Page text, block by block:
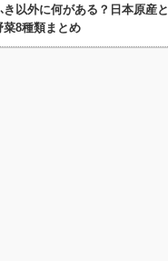
き以外に何がある？日本原産と
菜8種類まとめ